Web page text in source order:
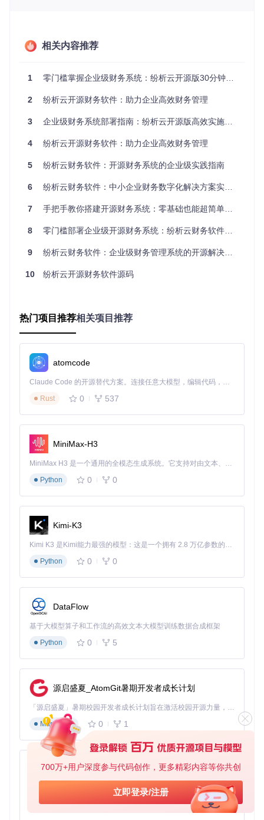
700万+用户深度参与代码创作，更多精彩内容等你共创
立即登录/注册
场景应用：财务工作全流程数字化
在多分支机构企业中，财务部门需要为每个业务单元建立独立
账套进行核算。纷析云系统提供直观的账套管理功能，支持：
一键创建新账套，配置会计期间与核算规则
账套数据隔离存储，确保财务数据安全
跨账套数据汇总分析，满足集团管理需求
工录入效率低下且易出错。使用本系统可实现：
凭证模板快速调用，减少重复录入
凭证审核流程线上化，缩短审批周期
三大报表（资产负债表、利润表、现金流量表）自动生成
实施路径：从部署到上线的三步法
根据企业IT架构选择合适的部署方式，系统兼容性矩阵如下：
部署方式 推荐配置
Docker部署
2核4G内存
快速试用、小型企业
传统部署
4核8G内存
Docker快速部署步骤
# 克隆项目代码
cd cw/docker
# 启动服务
完成系统部署后，通过三步完成初始化配置：
登录系统后台（默认管理员账号：admin/123456）
创建企业账套，设置会计政策与核算科目
录入期初余额，完成系统启用前的数据准备
上线运行与优化
系统上线后，建议按以下流程进行优化：
配置用户权限，划分财务角色（会计、出纳、财务经理）
根据实际使用情况调整表单与报表格式
展开查看高级配置
相关内容推荐
1 零门槛掌握企业级财务系统：纷析云开源版30分钟部署指南
2 纷析云开源财务软件：助力企业高效财务管理
3 企业级财务系统部署指南：纷析云开源版高效实施手册
4 纷析云开源财务软件：助力企业高效财务管理
5 纷析云财务软件：开源财务系统的企业级实践指南
6 纷析云财务软件：中小企业财务数字化解决方案实践指南
7 手把手教你搭建开源财务系统：零基础也能超简单部署纷析云财务软件
8 零门槛部署企业级开源财务系统：纷析云财务软件实战指南
9 纷析云财务软件：企业级财务管理系统的开源解决方案
10 纷析云开源财务软件源码
热门项目推荐相关项目推荐
atomcode
Claude Code 的开源替代方案。连接任意大模型，编辑代码，运行命令，自动验证 — 全自动执行。用 Rust 构建，极致性能。 ｜ An open-source alternative to Claude Code. Connect any LLM, edit code, run commands, and verify changes — autonomously. Built in Rust for speed. Get Started
Rust
0 537
MiniMax-H3
MiniMax H3 是一个通用的全模态生成系统。它支持对由文本、图像、视频和音频组成的多模态上下文进行统一理解，并能生成分辨率高达 2K、时长可达 15 秒的带原生立体声音频的视频。得益于面向任务泛化的系统设计，H3 在预训练阶段就已具备广泛的多模态上下文理解与生成能力，能够出色地执行复杂的多模态指令。
Python
0 0
Kimi-K3
Kimi K3 是Kimi能力最强的模型：这是一个拥有 2.8 万亿参数的混合专家（MoE）模型，具备原生视觉理解能力，并支持 100 万 token 的上下文窗口。
Python
0 0
DataFlow
基于大模型算子和工作流的高效文本大模型训练数据合成框架
Python
0 5
源启盛夏_AtomGit暑期开发者成长计划
「源启盛夏」暑期校园开发者成长计划旨在激活校园开源力量，通过积分激励、认证扶持、资源倾斜等形式，引导高校组织和开发者完成「入驻 — 建项目 — 做贡献 — 获认证 — 得资源」的完整闭环。无论你是想带领社团入驻平台的组织者，还是希望用代码贡献证明自己的开发者，都能在这里找到属于你的成长路径。
Markdown
0 1
py-xiaozhi
基于Python的Xiaozhi AI，适用于想要完整Xiaozhi体验而无需拥有专用硬件的用户。
Python
0 1